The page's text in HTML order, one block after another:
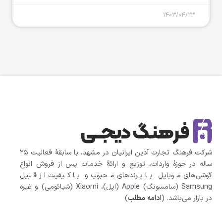
1403/04/23
شرکت فرهنگ تجارت آذین ایرانیان در مشهد، با سابقهٔ فعالیت ۲۵
ساله در حوزهٔ واردات، توزیع و ارائهٔ خدمات پس از فروش انواع
گوشی‌های موبایل با برندهای محبوب و با کیفیت از قبیل
Samsung (سامسونگ) Apple (اپل)، Xiaomi (شیائومی)‌ و غیره
در بازار می‌باشد. (ادامه مطلب)